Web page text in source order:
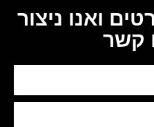
ואנו ניצור
קשר